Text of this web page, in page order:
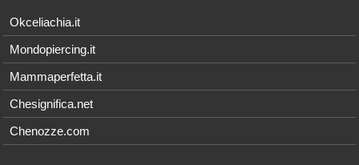
Okceliachia.it
Mondopiercing.it
Mammaperfetta.it
Chesignifica.net
Chenozze.com